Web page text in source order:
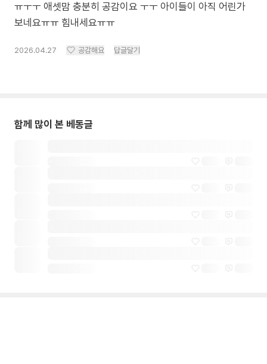
ㅠㅜㅜ 애셋맘 충분히 공감이요 ㅜㅜ 아이들이 아직 어린가
보네요ㅠㅠ 힘내세요ㅠㅠ
2026.04.27 공감해요 답글달기
함께 많이 본 베동글